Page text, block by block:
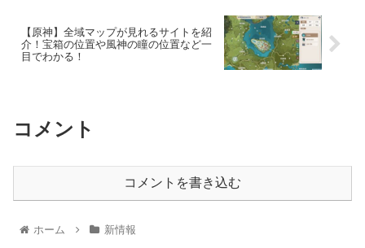
【原神】全域マップが見れるサイトを紹
介！宝箱の位置や風神の瞳の位置など一
目でわかる！
コメント
コメントを書き込む
ホーム 新情報